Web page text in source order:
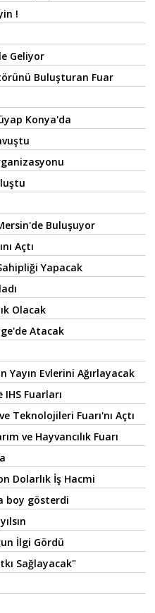
!
Geliyor
Buluşturan Fuar
Konya'da
Buluşuyor
Açtı
Yapacak
Olacak
Atacak
Yayın Evlerini Ağırlayacak
Fuarları
Teknolojileri Fuarı'nı Açtı
ve Hayvancılık Fuarı
Dolarlık İş Hacmi
boy gösterdi
İlgi Gördü
Sağlayacak"